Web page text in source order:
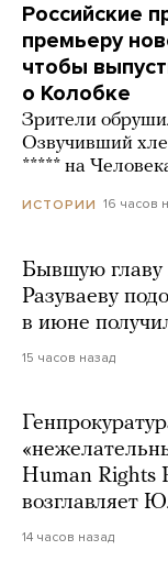
Российские
премьеру
чтобы
о Колобке
Зрители
Озвучивший
***** на
ИСТОРИИ 16 часов
Бывшую
Разуваеву
в июне
15 часов назад
Human Rights
возглавляет
14 часов назад